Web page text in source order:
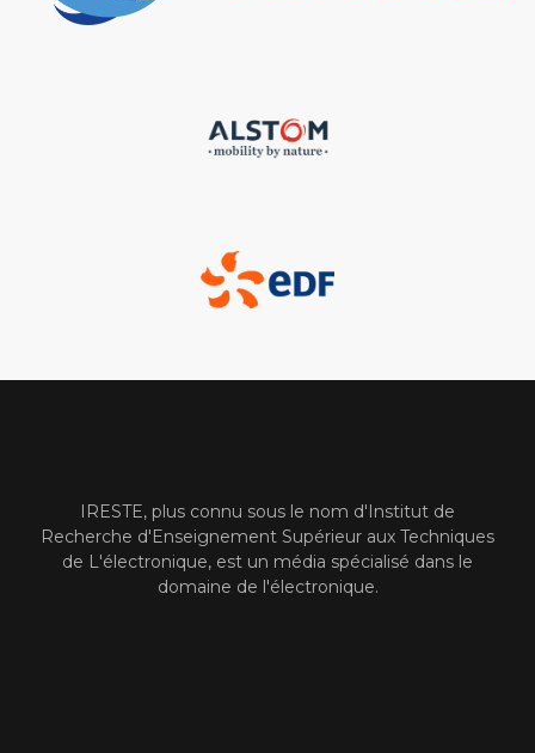
IRESTE, plus connu sous le nom d'Institut de
Recherche d'Enseignement Supérieur aux Techniques
de L'électronique, est un média spécialisé dans le
domaine de l'électronique.